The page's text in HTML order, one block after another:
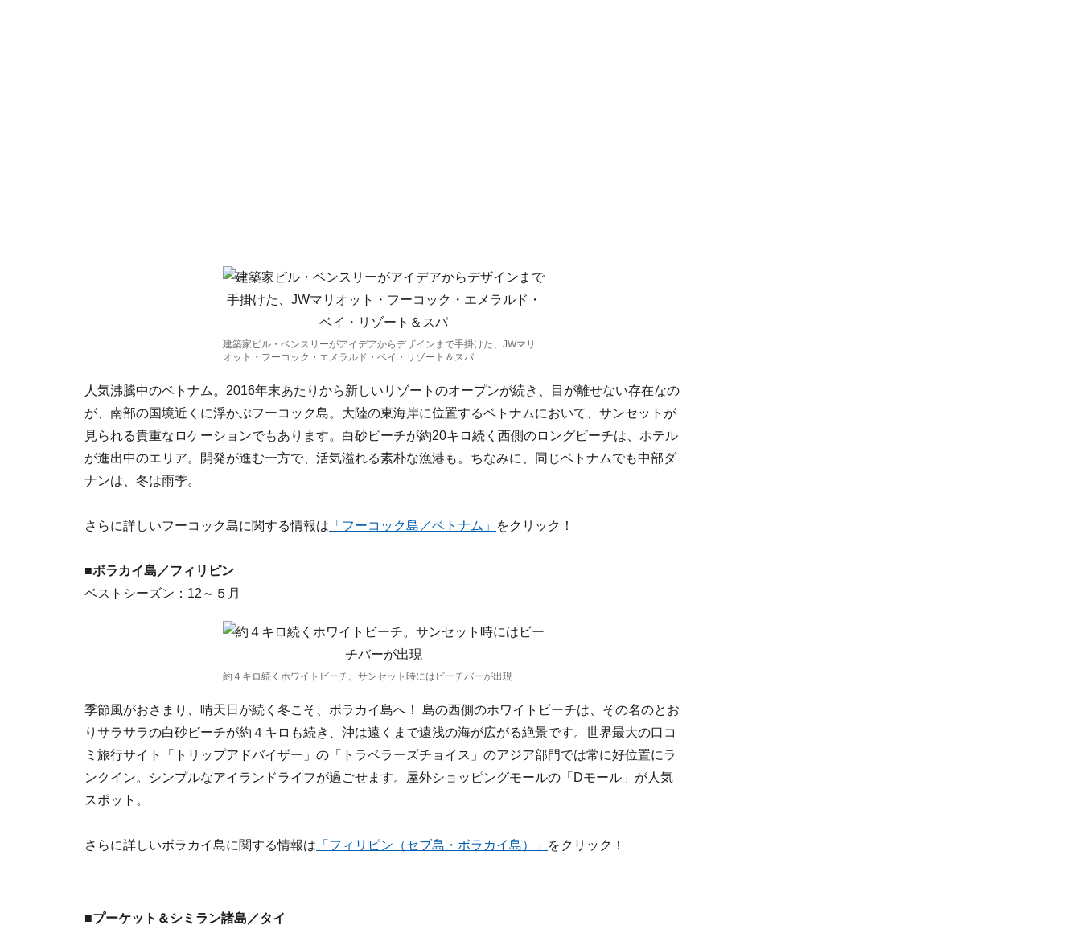
建築家ビル・ベンスリーがアイデアからデザインまで手掛けた、JWマリ
オット・フーコック・エメラルド・ベイ・リゾート＆スパ
人気沸騰中のベトナム。2016年末あたりから新しいリゾートのオープンが続き、目が離せない存在なの
が、南部の国境近くに浮かぶフーコック島。大陸の東海岸に位置するベトナムにおいて、サンセットが
見られる貴重なロケーションでもあります。白砂ビーチが約20キロ続く西側のロングビーチは、ホテル
が進出中のエリア。開発が進む一方で、活気溢れる素朴な漁港も。ちなみに、同じベトナムでも中部ダ
ナンは、冬は雨季。
さらに詳しいフーコック島に関する情報は 「フーコック島／ベトナム」 をクリック！
■ボラカイ島／フィリピン
ベストシーズン：12～５月
約４キロ続くホワイトビーチ。サンセット時にはビーチバーが出現
季節風がおさまり、晴天日が続く冬こそ、ボラカイ島へ！ 島の西側のホワイトビーチは、その名のとお
りサラサラの白砂ビーチが約４キロも続き、沖は遠くまで遠浅の海が広がる絶景です。世界最大の口コ
ミ旅行サイト「トリップアドバイザー」の「トラベラーズチョイス」のアジア部門では常に好位置にラ
ンクイン。シンプルなアイランドライフが過ごせます。屋外ショッピングモールの「Dモール」が人気
スポット。
さらに詳しいボラカイ島に関する情報は 「フィリピン（セブ島・ボラカイ島）」 をクリック！
■プーケット＆シミラン諸島／タイ